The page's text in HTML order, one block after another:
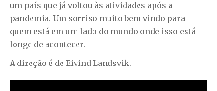
um país que já voltou às atividades após a
pandemia. Um sorriso muito bem vindo para
quem está em um lado do mundo onde isso está
longe de acontecer.
A direção é de Eivind Landsvik.